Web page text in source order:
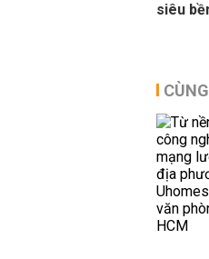
siêu